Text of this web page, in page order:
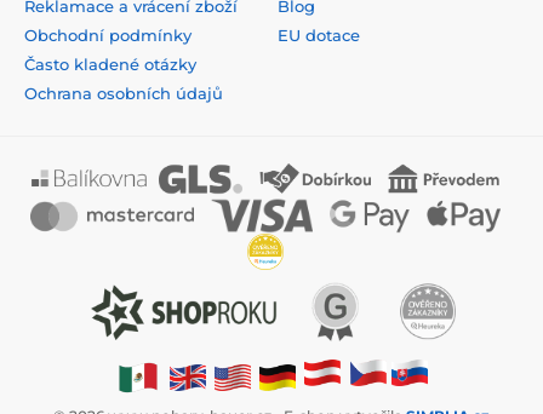
Reklamace a vrácení zboží
Obchodní podmínky
Často kladené otázky
Ochrana osobních údajů
Blog
EU dotace